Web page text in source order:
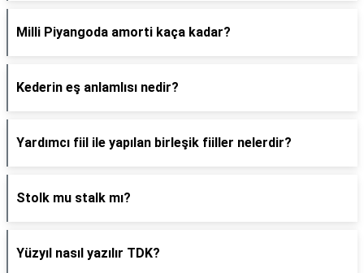
Milli Piyangoda amorti kaça kadar?
Kederin eş anlamlısı nedir?
Yardımcı fiil ile yapılan birleşik fiiller nelerdir?
Stolk mu stalk mı?
Yüzyıl nasıl yazılır TDK?